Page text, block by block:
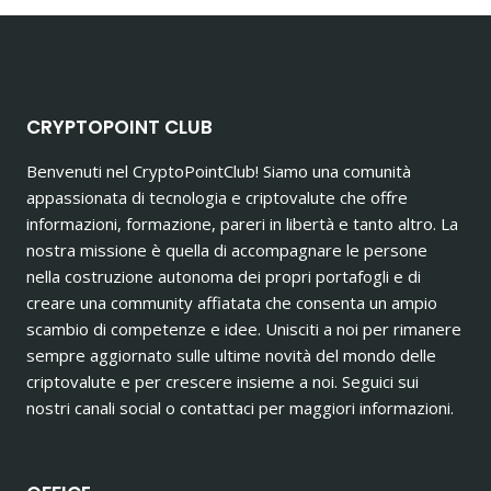
CRYPTOPOINT CLUB
Benvenuti nel CryptoPointClub! Siamo una comunità
appassionata di tecnologia e criptovalute che offre
informazioni, formazione, pareri in libertà e tanto altro. La
nostra missione è quella di accompagnare le persone
nella costruzione autonoma dei propri portafogli e di
creare una community affiatata che consenta un ampio
scambio di competenze e idee. Unisciti a noi per rimanere
sempre aggiornato sulle ultime novità del mondo delle
criptovalute e per crescere insieme a noi. Seguici sui
nostri canali social o contattaci per maggiori informazioni.